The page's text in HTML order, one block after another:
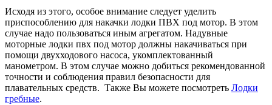
Исходя из этого, особое внимание следует уделить
приспособлению для накачки лодки ПВХ под мотор. В этом
случае надо пользоваться иным агрегатом. Надувные
моторные лодки пвх под мотор должны накачиваться при
помощи двухходового насоса, укомплектованный
манометром. В этом случае можно добиться рекомендованной
точности и соблюдения правил безопасности для
плавательных средств. Также Вы можете посмотреть Лодки
гребные.